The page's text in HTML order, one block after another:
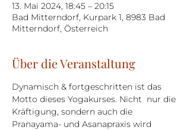
13. Mai 2024, 18:45 – 20:15
Bad Mitterndorf, Kurpark 1, 8983 Bad
Mitterndorf, Österreich
Über die Veranstaltung
Dynamisch & fortgeschritten ist das
Motto dieses Yogakurses. Nicht  nur die
Kräftigung, sondern auch die
Pranayama- und Asanapraxis wird